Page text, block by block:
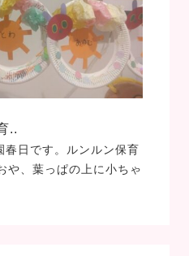
..
春日です。ルンルン保育
や、葉っぱの上に小ちゃ